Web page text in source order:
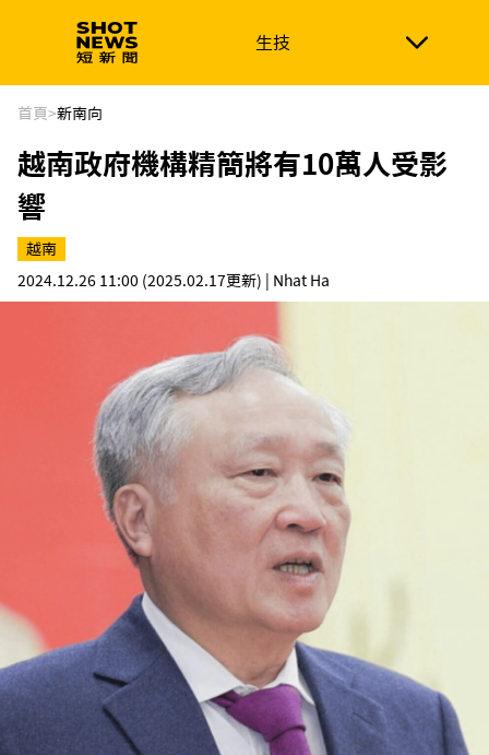
生技
生技 政治
新南向 體育
首頁>新南向
越南政府機構精簡將有10萬人受影
響
越南
2024.12.26 11:00 (2025.02.17更新) | Nhat Ha